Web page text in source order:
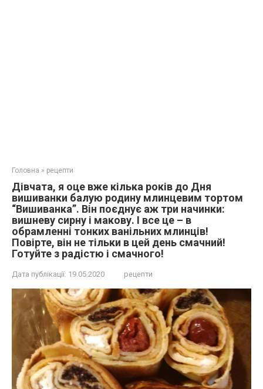
Головна » рецепти
Дівчата, я оце вже кілька років до Дня
вишиванки балую родину млинцевим тортом
“Вишиванка”. Він поєднує аж три начинки:
вишневу сирну і макову. І все це – в
обрамленні тонких ванільних млинців!
Повірте, він не тільки в цей день смачний!
Готуйте з радістю і смачного!
Дата публікації: 19.05.2020 рецепти